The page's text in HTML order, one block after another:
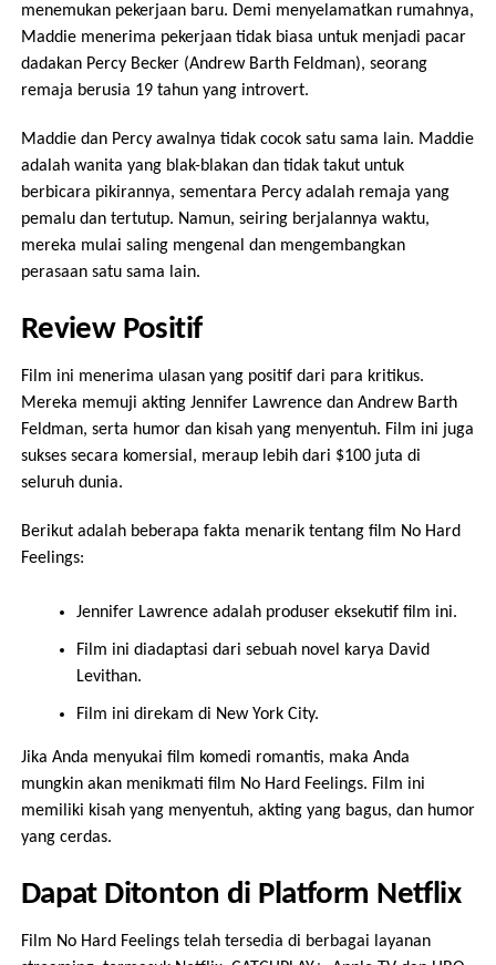
menemukan pekerjaan baru. Demi menyelamatkan rumahnya,
Maddie menerima pekerjaan tidak biasa untuk menjadi pacar
dadakan Percy Becker (Andrew Barth Feldman), seorang
remaja berusia 19 tahun yang introvert.
Maddie dan Percy awalnya tidak cocok satu sama lain. Maddie
adalah wanita yang blak-blakan dan tidak takut untuk
berbicara pikirannya, sementara Percy adalah remaja yang
pemalu dan tertutup. Namun, seiring berjalannya waktu,
mereka mulai saling mengenal dan mengembangkan
perasaan satu sama lain.
Review Positif
Film ini menerima ulasan yang positif dari para kritikus.
Mereka memuji akting Jennifer Lawrence dan Andrew Barth
Feldman, serta humor dan kisah yang menyentuh. Film ini juga
sukses secara komersial, meraup lebih dari $100 juta di
seluruh dunia.
Berikut adalah beberapa fakta menarik tentang film No Hard
Feelings:
Jennifer Lawrence adalah produser eksekutif film ini.
Film ini diadaptasi dari sebuah novel karya David
Levithan.
Film ini direkam di New York City.
Jika Anda menyukai film komedi romantis, maka Anda
mungkin akan menikmati film No Hard Feelings. Film ini
memiliki kisah yang menyentuh, akting yang bagus, dan humor
yang cerdas.
Dapat Ditonton di Platform Netflix
Film No Hard Feelings telah tersedia di berbagai layanan